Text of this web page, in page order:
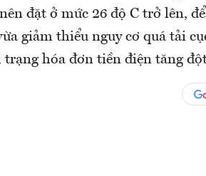
đặt ở mức 26 độ C trở lên,
giảm thiểu nguy cơ quá tải
trạng hóa đơn tiền điện tăng